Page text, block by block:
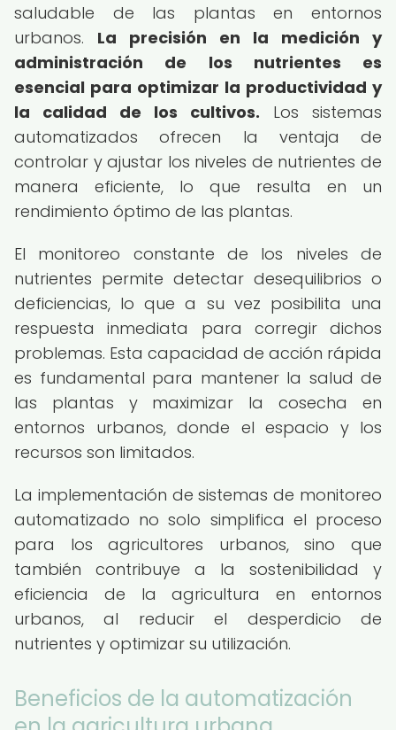
saludable de las plantas en entornos
urbanos. La precisión en la medición y
administración de los nutrientes es
esencial para optimizar la productividad y
la calidad de los cultivos. Los sistemas
automatizados ofrecen la ventaja de
controlar y ajustar los niveles de nutrientes de
manera eficiente, lo que resulta en un
rendimiento óptimo de las plantas.
El monitoreo constante de los niveles de
nutrientes permite detectar desequilibrios o
deficiencias, lo que a su vez posibilita una
respuesta inmediata para corregir dichos
problemas. Esta capacidad de acción rápida
es fundamental para mantener la salud de
las plantas y maximizar la cosecha en
entornos urbanos, donde el espacio y los
recursos son limitados.
La implementación de sistemas de monitoreo
automatizado no solo simplifica el proceso
para los agricultores urbanos, sino que
también contribuye a la sostenibilidad y
eficiencia de la agricultura en entornos
urbanos, al reducir el desperdicio de
nutrientes y optimizar su utilización.
Beneficios de la automatización